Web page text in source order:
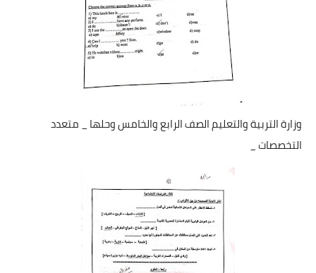
وزارة التربية والتعليم الصف الرابع والخامس وحلها _ متعدد
التخصصات _